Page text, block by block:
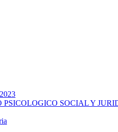
PSICOLOGICO SOCIAL Y